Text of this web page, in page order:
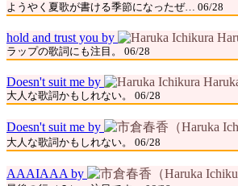
ようやく夏歌が書ける季節になったぜ… 06/28
hold and trust you by
ラップの歌詞にも注目。 06/28
Doesn't suit me by
大人な歌詞かもしれない。 06/28
Doesn't suit me by
大人な歌詞かもしれない。 06/28
AAAIAAA by